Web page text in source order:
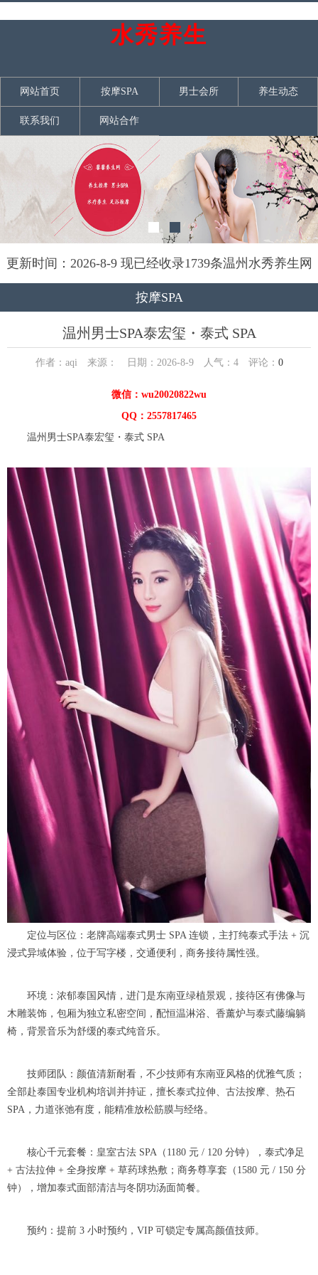
水秀养生
网站首页 按摩SPA 男士会所 养生动态
联系我们 网站合作
更新时间：2026-8-9 现已经收录1739条温州水秀养生网
信息
按摩SPA
温州男士SPA泰宏玺・泰式 SPA
作者：aqi 来源： 日期：2026-8-9 人气： 4评论： 0
微信：wu20020822wu
QQ：2557817465
温州男士SPA泰宏玺・泰式 SPA
定位与区位：老牌高端泰式男士 SPA 连锁，主打纯泰式手法 + 沉
浸式异域体验，位于写字楼，交通便利，商务接待属性强。
环境：浓郁泰国风情，进门是东南亚绿植景观，接待区有佛像与
木雕装饰，包厢为独立私密空间，配恒温淋浴、香薰炉与泰式藤编躺
椅，背景音乐为舒缓的泰式纯音乐。
技师团队：颜值清新耐看，不少技师有东南亚风格的优雅气质；
全部赴泰国专业机构培训并持证，擅长泰式拉伸、古法按摩、热石
SPA，力道张弛有度，能精准放松筋膜与经络。
核心千元套餐：皇室古法 SPA（1180 元 / 120 分钟），泰式净足
+ 古法拉伸 + 全身按摩 + 草药球热敷；商务尊享套（1580 元 / 150 分
钟），增加泰式面部清洁与冬阴功汤面简餐。
预约：提前 3 小时预约，VIP 可锁定专属高颜值技师。